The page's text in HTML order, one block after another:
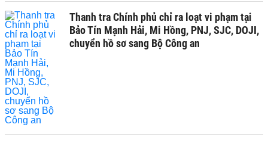
Thanh tra Chính phủ chỉ ra loạt vi phạm tại
Bảo Tín Mạnh Hải, Mi Hồng, PNJ, SJC, DOJI,
chuyển hồ sơ sang Bộ Công an